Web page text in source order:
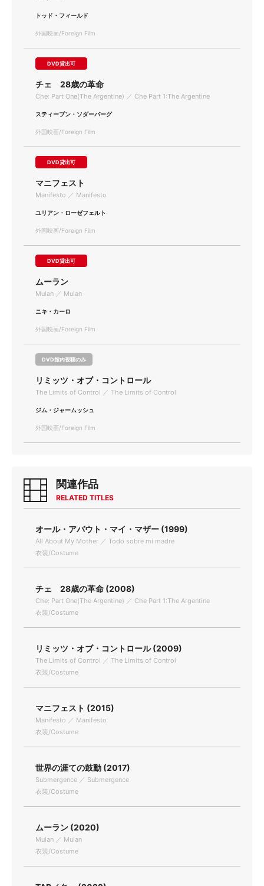
トッド・フィールド
外国映画/Foreign Film
DVD貸出可
チェ 28歳の革命
Che: Part One(The Argentine) ／ Che Part 1:The Argentine
スティーブン・ソダーバーグ
外国映画/Foreign Film
DVD貸出可
マニフェスト
Manifesto ／ Manifesto
ユリアン・ローゼフェルト
外国映画/Foreign Film
DVD貸出可
ムーラン
Mulan ／ Mulan
ニキ・カーロ
外国映画/Foreign Film
DVD館内視聴のみ
リミッツ・オブ・コントロール
The Limits of Control ／ The Limits of Control
ジム・ジャームッシュ
外国映画/Foreign Film
関連作品
RELATED TITLES
オール・アバウト・マイ・マザー (1999)
All About My Mother ／ Todo sobre mi madre
衣装/Costume
チェ 28歳の革命 (2008)
Che: Part One(The Argentine) ／ Che Part 1:The Argentine
衣装/Costume
リミッツ・オブ・コントロール (2009)
The Limits of Control ／ The Limits of Control
衣装/Costume
マニフェスト (2015)
Manifesto ／ Manifesto
衣装/Costume
世界の涯ての鼓動 (2017)
Submergence ／ Submergence
衣装/Costume
ムーラン (2020)
Mulan ／ Mulan
衣装/Costume